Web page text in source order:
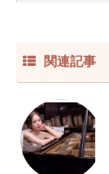
関連記事